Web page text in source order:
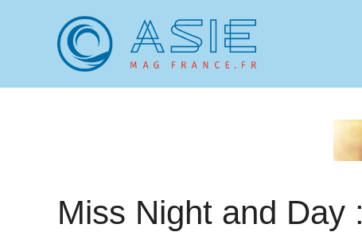
Miss Night and Day :